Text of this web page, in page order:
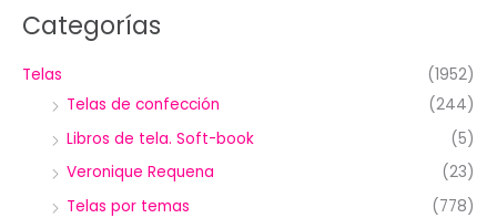
Categorías
Telas
(1952)
Telas de confección
(244)
Libros de tela. Soft-book
(5)
Veronique Requena
(23)
Telas por temas
(778)